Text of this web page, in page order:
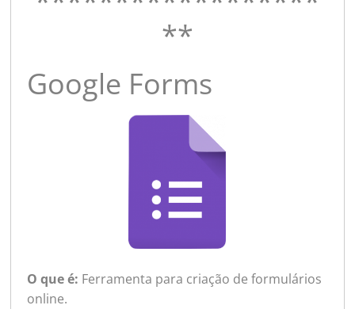
**
Google Forms
O que é: Ferramenta para criação de formulários
online.